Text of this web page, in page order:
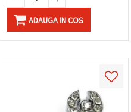
ADAUGA IN COS